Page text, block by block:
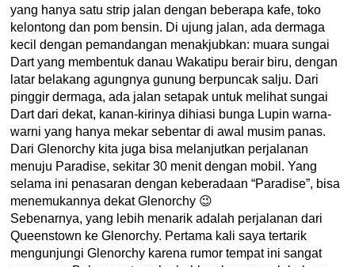
yang hanya satu strip jalan dengan beberapa kafe, toko
kelontong dan pom bensin. Di ujung jalan, ada dermaga
kecil dengan pemandangan menakjubkan: muara sungai
Dart yang membentuk danau Wakatipu berair biru, dengan
latar belakang agungnya gunung berpuncak salju. Dari
pinggir dermaga, ada jalan setapak untuk melihat sungai
Dart dari dekat, kanan-kirinya dihiasi bunga Lupin warna-
warni yang hanya mekar sebentar di awal musim panas.
Dari Glenorchy kita juga bisa melanjutkan perjalanan
menuju Paradise, sekitar 30 menit dengan mobil. Yang
selama ini penasaran dengan keberadaan “Paradise”, bisa
menemukannya dekat Glenorchy 😉
Sebenarnya, yang lebih menarik adalah perjalanan dari
Queenstown ke Glenorchy. Pertama kali saya tertarik
mengunjungi Glenorchy karena rumor tempat ini sangat